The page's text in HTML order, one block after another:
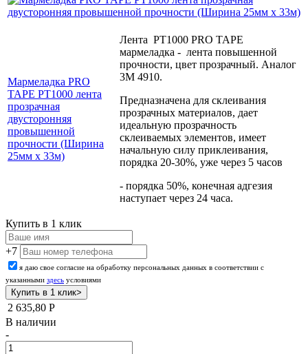
Мармеладка PRO
TAPE PT1000 лента
прозрачная
двусторонняя
провышенной
прочности (Ширина
25мм х 33м)
Лента PT1000 PRO TAPE
мармеладка - лента повышенной
прочности, цвет прозрачный. Аналог
3М 4910.
Предназначена для склеивания
прозрачных материалов, дает
идеальную прозрачность
склеиваемых элементов, имеет
начальную силу приклеивания,
порядка 20-30%, уже через 5 часов
- порядка 50%, конечная адгезия
наступает через 24 часа.
Купить в 1 клик
+7
я даю свое согласие на обработку персональных данных в соответствии с
указанными здесь условиями
2 635,80 Р
В наличии
-